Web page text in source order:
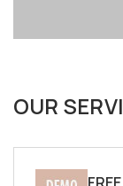
OUR